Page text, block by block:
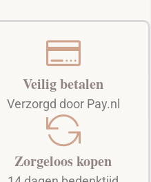
Veilig betalen
Verzorgd door Pay.nl
Zorgeloos kopen